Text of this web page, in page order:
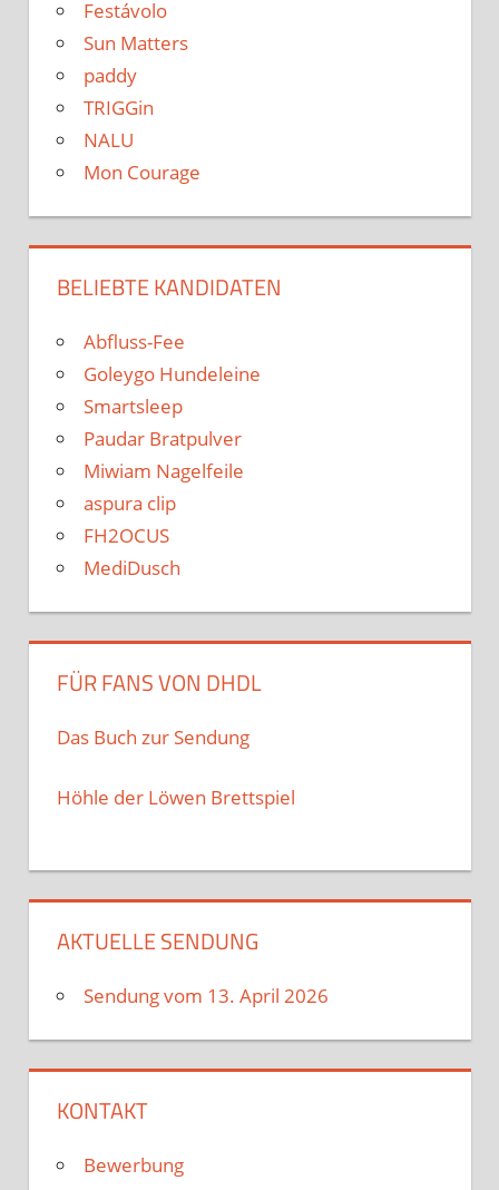
Festávolo
Sun Matters
paddy
TRIGGin
NALU
Mon Courage
BELIEBTE KANDIDATEN
Abfluss-Fee
Goleygo Hundeleine
Smartsleep
Paudar Bratpulver
Miwiam Nagelfeile
aspura clip
FH2OCUS
MediDusch
FÜR FANS VON DHDL
Das Buch zur Sendung
Höhle der Löwen Brettspiel
AKTUELLE SENDUNG
Sendung vom 13. April 2026
KONTAKT
Bewerbung